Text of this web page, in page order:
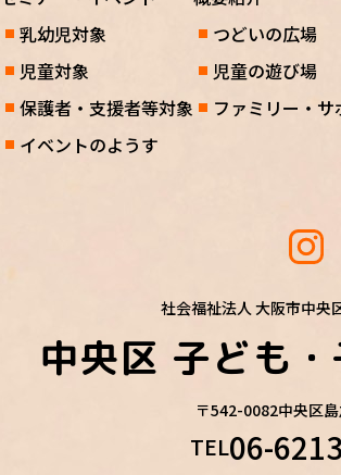
乳幼児対象
児童対象
保護者・支援者等対象
イベントのようす
つどいの広場
児童の遊び場
ファミリー・
社会福祉法人 大阪市中央
中央区 子ども
〒542-0082中央区
TEL06-